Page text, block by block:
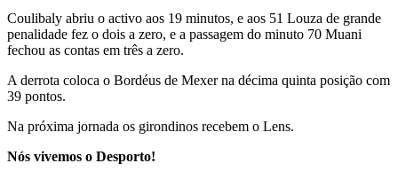
Coulibaly abriu o activo aos 19 minutos, e aos 51 Louza de grande
penalidade fez o dois a zero, e a passagem do minuto 70 Muani
fechou as contas em três a zero.
A derrota coloca o Bordéus de Mexer na décima quinta posição com
39 pontos.
Na próxima jornada os girondinos recebem o Lens.
Nós vivemos o Desporto!